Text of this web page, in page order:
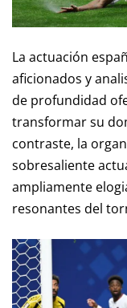
La actuación
aficionados y
de profundidad
transformar su
contraste, la
sobresaliente
ampliamente
resonantes del